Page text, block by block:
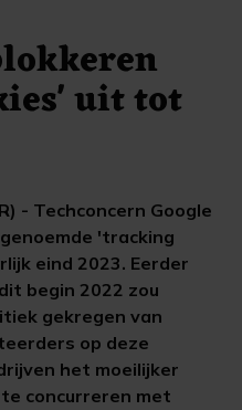
uit tot
- Techconcern Google
'tracking
eind 2023. Eerder
begin 2022 zou
gekregen van
op deze
het moeilijker
concurreren met